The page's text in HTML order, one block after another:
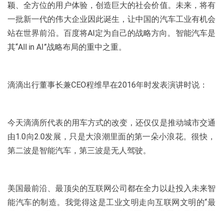
颖、全方位的用户体验，创造巨大的社会价值。未来，将有
一批新一代的伟大企业因此诞生，让中国的汽车工业有机会
站在世界前沿。百度将AI定为自己的战略方向。智能汽车是
其“All in AI”战略布局的重中之重。
滴滴出行董事长兼CEO程维早在2016年时发表演讲时说：
今天滴滴所代表的用车方式的改变，还仅仅是推动城市交通
由1.0向2.0发展，只是大浪潮里面的第一朵小浪花。很快，
第二波是智能汽车，第三波是无人驾驶。
美国最前沿、最顶尖的互联网公司都在全力以赴投入未来智
能汽车的制造。我觉得这是工业文明走向互联网文明的“最